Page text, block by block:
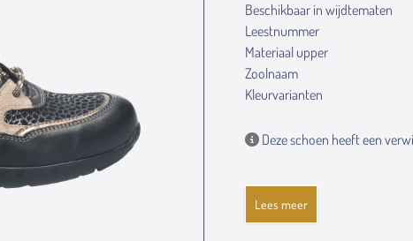
Beschikbaar in wijdtematen
Leestnummer
Materiaal upper
Zoolnaam
Kleurvarianten
Deze schoen heeft een
Lees meer